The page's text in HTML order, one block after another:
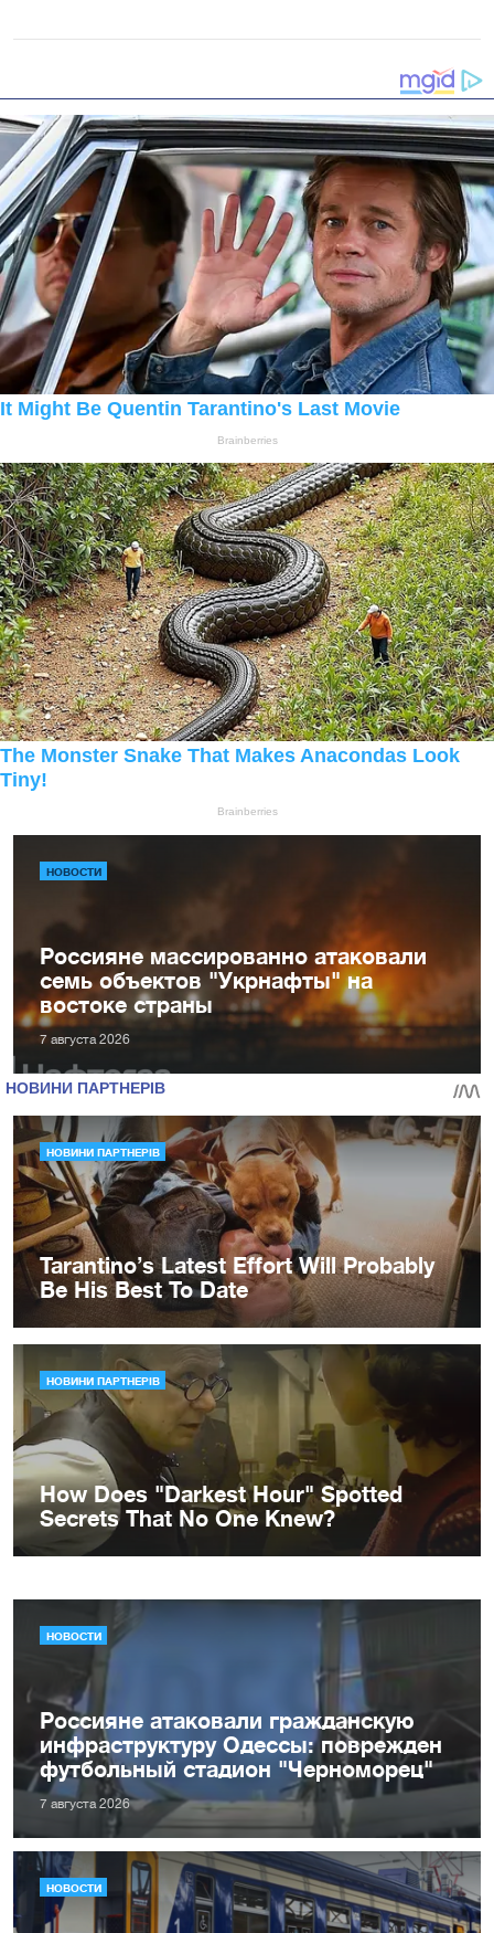
НОВОСТИ
Россияне массированно атаковали
семь объектов "Укрнафты" на
востоке страны
7 августа 2026
НОВОСТИ
Россияне атаковали гражданскую
инфраструктуру Одессы: поврежден
футбольный стадион "Черноморец"
7 августа 2026
НОВОСТИ